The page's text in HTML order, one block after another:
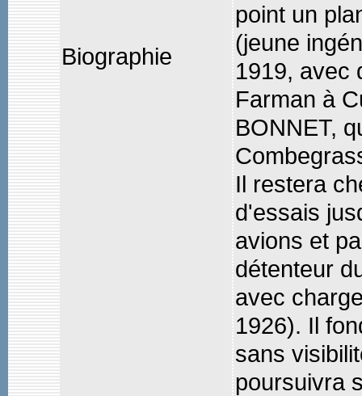
Biographie
point un
(jeune
1919, avec
Farman à
BONNET,
Il restera
d'essais
avions et
détenteur
avec
1926). Il
sans
poursuivra